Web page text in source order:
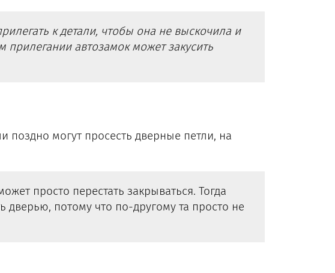
к детали, чтобы она не выскочила и
автозамок может закусить
поздно могут просесть дверные петли, на
просто перестать закрываться. Тогда
дверью, потому что по-другому та просто не